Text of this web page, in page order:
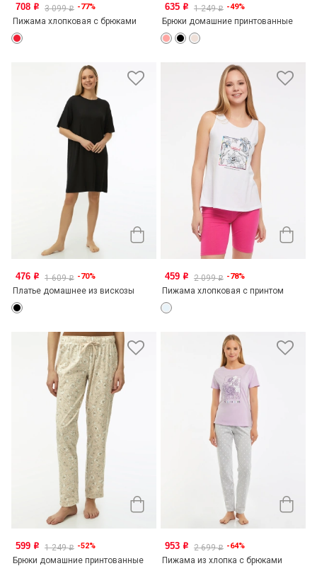
708 o 3 099o -77%
Пижама хлопковая с брюками
635 o 1 249o -49%
Брюки домашние принтованные
476 o 1 609o -70%
Платье домашнее из вискозы
459 o 2 099o -78%
Пижама хлопковая с принтом
599 o 1 249o -52%
Брюки домашние принтованные
953 o 2 699o -64%
Пижама из хлопка с брюками